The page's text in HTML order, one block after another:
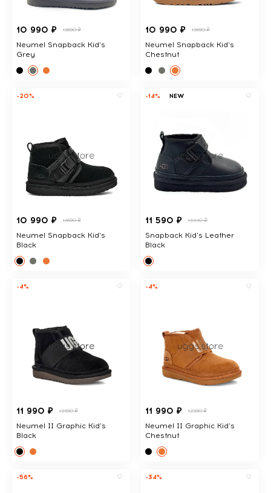
10 990 ₽ 13690 ₽
Neumel Snapback Kid's
Grey
10 990 ₽ 13690 ₽
Neumel Snapback Kid's
Chestnut
-20%
10 990 ₽ 13690 ₽
Neumel Snapback Kid's
Black
-14% NEW
11 590 ₽ 13330 ₽
Snapback Kid's Leather
Black
-4%
11 990 ₽ 12390 ₽
Neumel II Graphic Kid's
Black
-4%
11 990 ₽ 12390 ₽
Neumel II Graphic Kid's
Chestnut
-56% -34%